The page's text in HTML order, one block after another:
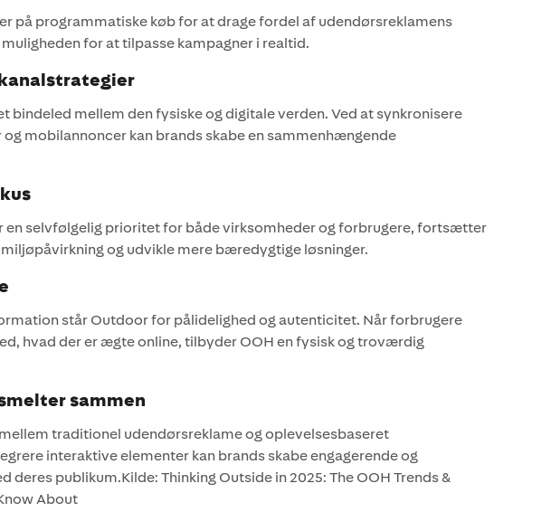
på programmatiske køb for at drage fordel af udendørsreklamens
for at tilpasse kampagner i realtid.
bindeled mellem den fysiske og digitale verden. Ved at synkronisere
mobilannoncer kan brands skabe en sammenhængende
selvfølgelig prioritet for både virksomheder og forbrugere, fortsætter
og udvikle mere bæredygtige løsninger.
står Outdoor for pålidelighed og autenticitet. Når forbrugere
hvad der er ægte online, tilbyder OOH en fysisk og troværdig
sammen
traditionel udendørsreklame og oplevelsesbaseret
interaktive elementer kan brands skabe engagerende og
publikum.Kilde: Thinking Outside in 2025: The OOH Trends &
About